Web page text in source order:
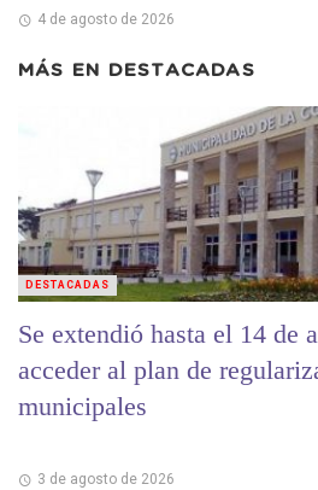
4 de agosto de 2026
MÁS EN DESTACADAS
Se extendió hasta el 14 de
acceder al plan de
municipales
3 de agosto de 2026
DESTACADAS